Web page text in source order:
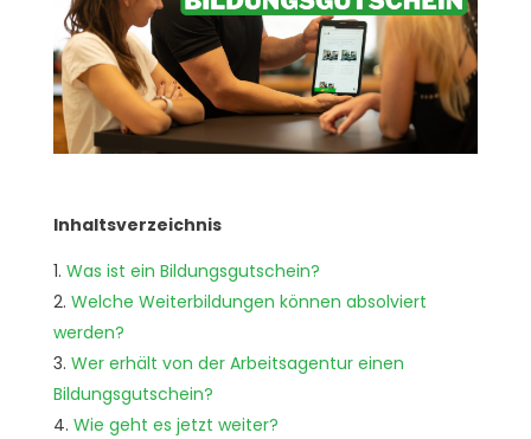
Inhaltsverzeichnis
Was ist ein Bildungsgutschein?
Welche Weiterbildungen können absolviert
werden?
Wer erhält von der Arbeitsagentur einen
Bildungsgutschein?
Wie geht es jetzt weiter?